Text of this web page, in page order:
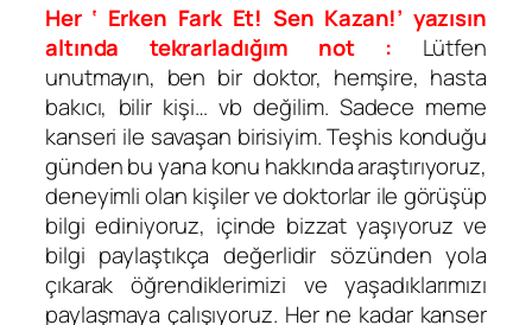
Her ‘ Erken Fark Et! Sen Kazan!’ yazısın
altında tekrarladığım not :
Lütfen
unutmayın, ben bir doktor, hemşire, hasta
bakıcı, bilir kişi… vb değilim. Sadece meme
kanseri ile savaşan birisiyim. Teşhis konduğu
günden bu yana konu hakkında araştırıyoruz,
deneyimli olan kişiler ve doktorlar ile görüşüp
bilgi ediniyoruz, içinde bizzat yaşıyoruz ve
bilgi paylaştıkça değerlidir sözünden yola
çıkarak öğrendiklerimizi ve yaşadıklarımızı
paylaşmaya çalışıyoruz. Her ne kadar kanser